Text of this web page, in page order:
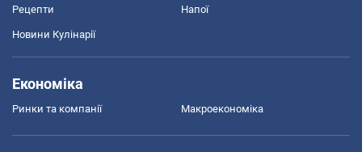
Рецепти Напої
Новини Кулінарії
Економіка
Ринки та компанії Макроекономіка